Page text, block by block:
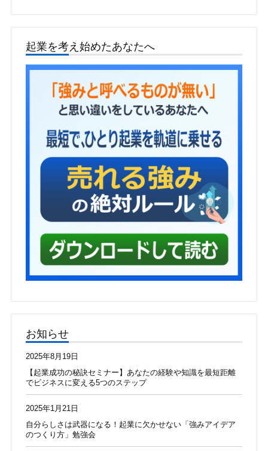
起業を考え始めたあなたへ
お知らせ
【起業成功の秘訣セミナー】あなたの経験や知識を最短距離
でビジネスに変える5つのステップ
2025年8月19日
自分らしさは武器になる！起業に欠かせない「強みアイデア
のつくり方」勉強会
2025年1月21日